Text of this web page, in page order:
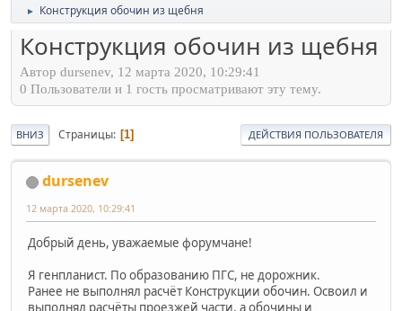
► Конструкция обочин из щебня
Конструкция обочин из щебня
Автор dursenev, 12 марта 2020, 10:29:41
0 Пользователи и 1 гость просматривают эту тему.
ВНИЗ Страницы 1 ДЕЙСТВИЯ ПОЛЬЗОВАТЕЛЯ
dursenev
12 марта 2020, 10:29:41
Добрый день, уважаемые форумчане!
Я генпланист. По образованию ПГС, не дорожник.
Ранее не выполнял расчёт Конструкции обочин. Освоил и
выполнял расчёты проезжей части, а обочины и